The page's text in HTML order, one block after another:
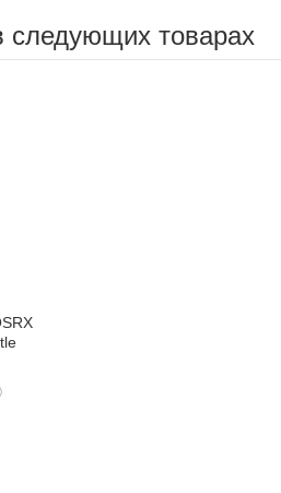
следующих товарах